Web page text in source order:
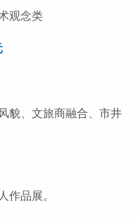
观念类
、文旅商融合、市井
品展。